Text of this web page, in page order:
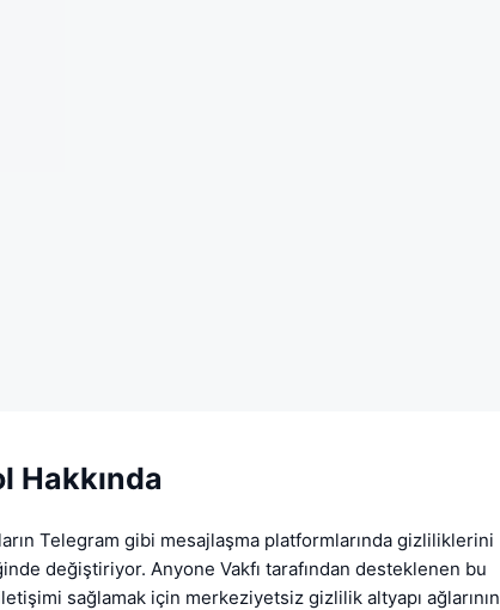
Hakkında
Telegram gibi mesajlaşma platformlarında gizliliklerini
değiştiriyor. Anyone Vakfı tarafından desteklenen bu
sağlamak için merkeziyetsiz gizlilik altyapı ağlarının